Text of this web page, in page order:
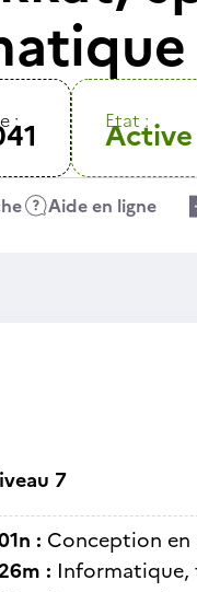
: Etat :
Active
Aide en ligne
7
: Conception
: